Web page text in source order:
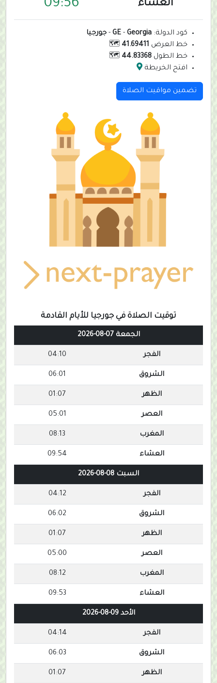
العشاء 09:56
كود الدولة: GE - Georgia
- جورجيا
خط العرض 41.69411
🗺️
خط الطول 44.83368
🗺️
افتح الخريطة
تضمين مواقيت الصلاة
توقيت الصلاة في جورجيا للأيام القادمة
الجمعة 07-08-2026
الفجر 04:10
الشروق 06:01
الظهر 01:07
العصر 05:01
المغرب 08:13
العشاء 09:54
السبت 08-08-2026
الفجر 04:12
الشروق 06:02
الظهر 01:07
العصر 05:00
المغرب 08:12
العشاء 09:53
الأحد 09-08-2026
الفجر 04:14
الشروق 06:03
الظهر 01:07